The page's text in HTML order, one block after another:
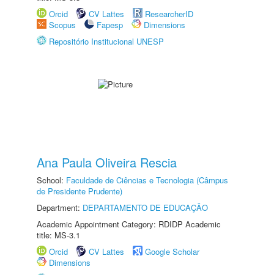
Orcid
CV Lattes
ResearcherID
Scopus
Fapesp
Dimensions
Repositório Institucional UNESP
Ana Paula Oliveira Rescia
School: Faculdade de Ciências e Tecnologia (Câmpus
de Presidente Prudente)
Department: DEPARTAMENTO DE EDUCAÇÃO
Academic Appointment Category: RDIDP Academic
title: MS-3.1
Orcid
CV Lattes
Google Scholar
Dimensions